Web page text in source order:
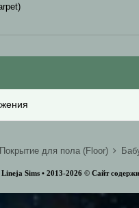
Покрытие для пола (Floor)
Lineja Sims • 2013-2026 ©️ Сайт